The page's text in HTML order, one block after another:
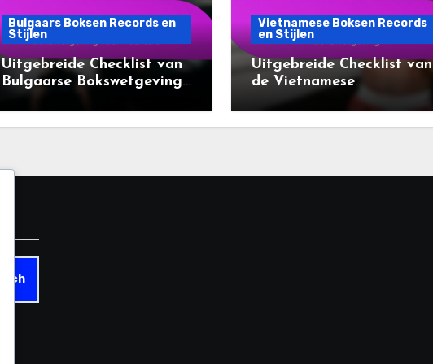
Bulgaars Boksen Records en
Stijlen
Uitgebreide Checklist van
Bulgaarse Bokswetgeving
Vietnamese Boksen Records
en Stijlen
Uitgebreide Checklist van
de Vietnamese
Bokswetgeving